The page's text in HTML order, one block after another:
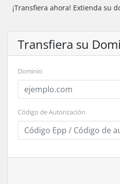
¡Transfiera ahora! Extienda su
Transfiera su
Dominio
Código de Autorización